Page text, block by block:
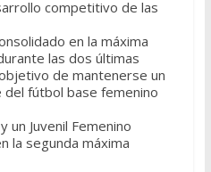
competitivo de las
en la máxima
las dos últimas
de mantenerse un
fútbol base femenino
un Juvenil Femenino
la segunda máxima